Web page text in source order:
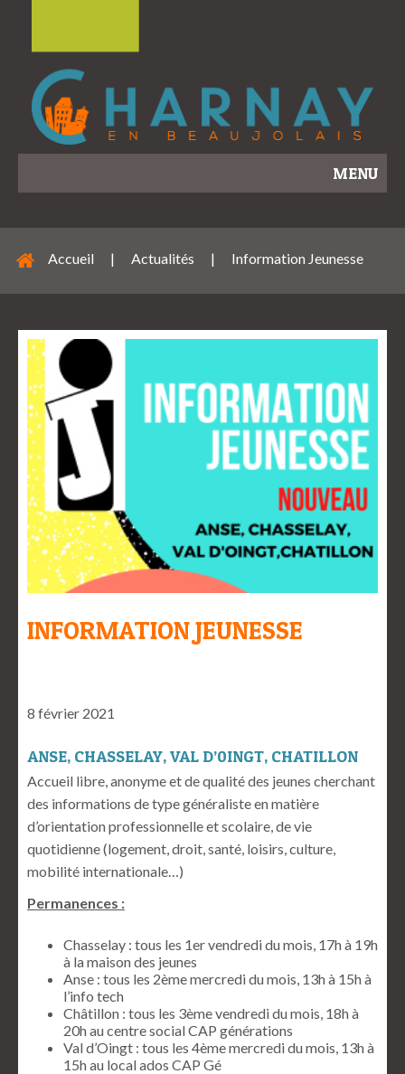
MENU
Accueil | Actualités | Information Jeunesse
INFORMATION JEUNESSE
8 février 2021
ANSE, CHASSELAY, VAL D’0INGT, CHATILLON
Accueil libre, anonyme et de qualité des jeunes cherchant
des informations de type généraliste en matière
d’orientation professionnelle et scolaire, de vie
quotidienne (logement, droit, santé, loisirs, culture,
mobilité internationale…)
Permanences :
Chasselay : tous les 1er vendredi du mois, 17h à 19h
à la maison des jeunes
Anse : tous les 2ème mercredi du mois, 13h à 15h à
l’info tech
Châtillon : tous les 3ème vendredi du mois, 18h à
20h au centre social CAP générations
Val d’Oingt : tous les 4ème mercredi du mois, 13h à
15h au local ados CAP Gé